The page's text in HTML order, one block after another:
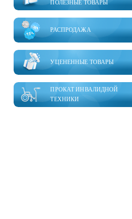
ПОЛЕЗНЫЕ ТОВАРЫ
РАСПРОДАЖА
ПРОКАТ ИНВАЛИДНОЙ
ТЕХНИКИ
УЦЕНЕННЫЕ ТОВАРЫ